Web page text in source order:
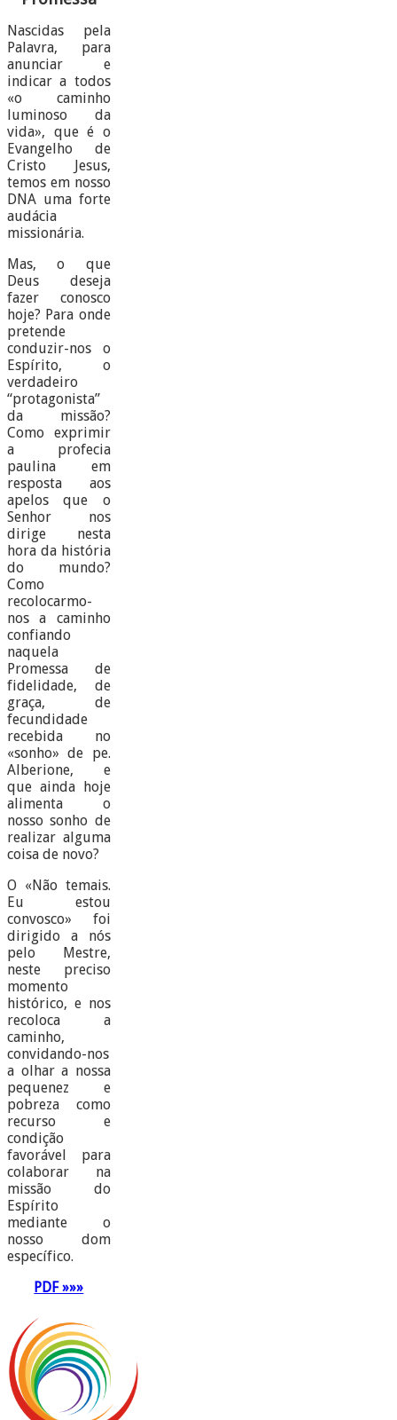
Nascidas pela
Palavra, para
anunciar e
indicar a todos
«o caminho
luminoso da
vida», que é o
Evangelho de
Cristo Jesus,
temos em nosso
DNA uma forte
audácia
missionária.
Mas, o que
Deus deseja
fazer conosco
hoje? Para onde
pretende
conduzir-nos o
Espírito, o
verdadeiro
“protagonista”
da missão?
Como exprimir
a profecia
paulina em
resposta aos
apelos que o
Senhor nos
dirige nesta
hora da história
do mundo?
Como
recolocarmo-
nos a caminho
confiando
naquela
Promessa de
fidelidade, de
graça, de
fecundidade
recebida no
«sonho» de pe.
Alberione, e
que ainda hoje
alimenta o
nosso sonho de
realizar alguma
coisa de novo?
O «Não temais.
Eu estou
convosco» foi
dirigido a nós
pelo Mestre,
neste preciso
momento
histórico, e nos
recoloca a
caminho,
convidando-nos
a olhar a nossa
pequenez e
pobreza como
recurso e
condição
favorável para
colaborar na
missão do
Espírito
mediante o
nosso dom
específico.
PDF »»»